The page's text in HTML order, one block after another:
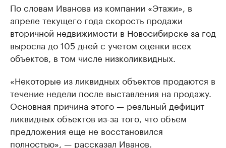
По словам Иванова из компании «Этажи», в
апреле текущего года скорость продажи
вторичной недвижимости в Новосибирске за год
выросла до 105 дней с учетом оценки всех
объектов, в том числе низколиквидных.
«Некоторые из ликвидных объектов продаются в
течение недели после выставления на продажу.
Основная причина этого — реальный дефицит
ликвидных объектов из-за того, что объем
предложения еще не восстановился
полностью», — рассказал Иванов.